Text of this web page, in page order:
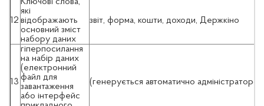
12
які
відображають
основний зміст
набору даних
звіт, форма, кошти, доходи, Держкіно
13
гіперпосилання
на набір даних
(електронний
файл для
завантаження
a6o інтерфейс
(генерується автоматично